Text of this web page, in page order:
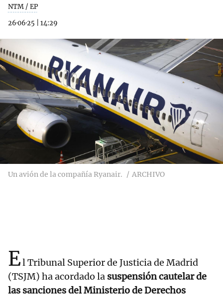
NTM / EP
26·06·25
14:29
Un avión de la compañía Ryanair. ARCHIVO
El Tribunal Superior de Justicia de Madrid
(TSJM) ha acordado la suspensión cautelar de
las sanciones del Ministerio de Derechos